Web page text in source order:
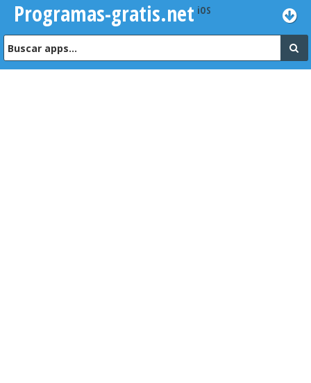
Programas-gratis.net